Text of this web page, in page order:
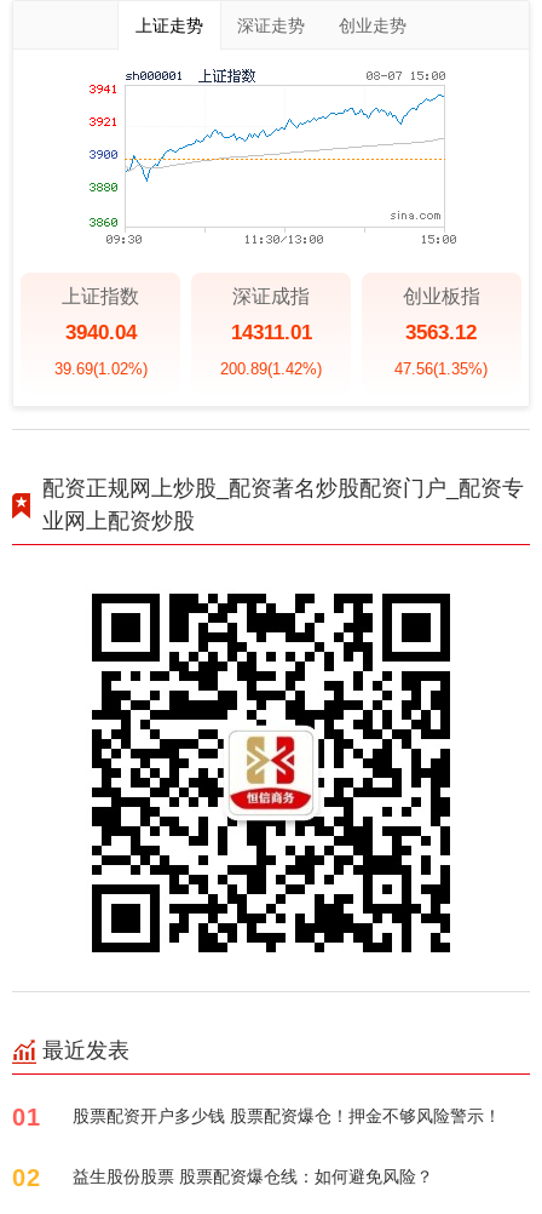
上证走势 深证走势 创业走势
上证指数
3940.04
39.69(1.02%)
深证成指
14311.01
200.89(1.42%)
创业板指
3563.12
47.56(1.35%)
配资正规网上炒股_配资著名炒股配资门户_配资专
业网上配资炒股
最近发表
01 股票配资开户多少钱 股票配资爆仓！押金不够风险警示！
02 益生股份股票 股票配资爆仓线：如何避免风险？